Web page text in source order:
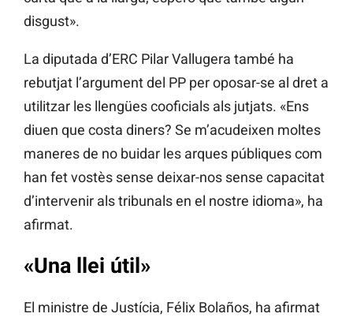
disgust».
La diputada d’ERC Pilar Vallugera també ha
rebutjat l’argument del PP per oposar-se al dret a
utilitzar les llengües cooficials als jutjats. «Ens
diuen que costa diners? Se m’acudeixen moltes
maneres de no buidar les arques públiques com
han fet vostès sense deixar-nos sense capacitat
d’intervenir als tribunals en el nostre idioma», ha
afirmat.
«Una llei útil»
El ministre de Justícia, Félix Bolaños, ha afirmat